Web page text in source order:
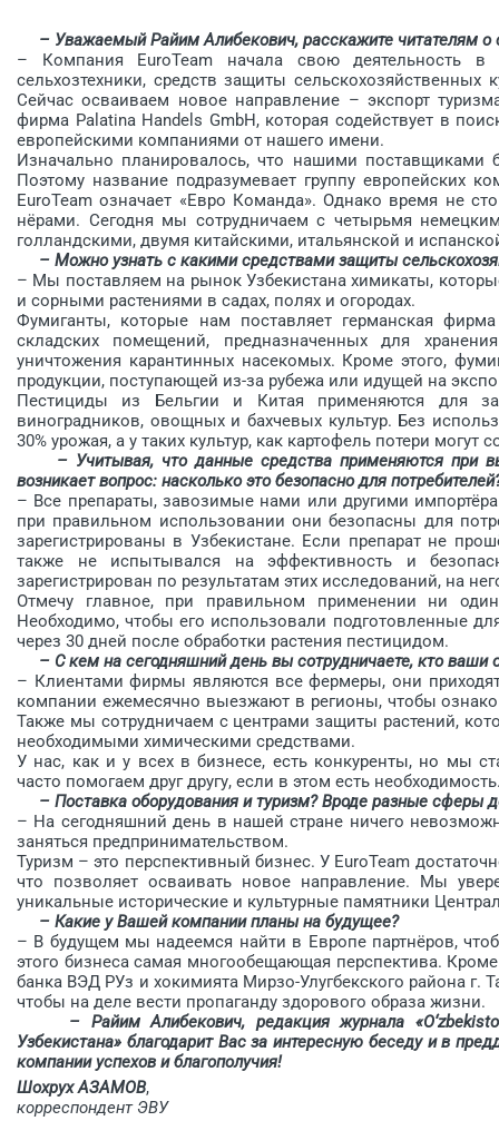
– Уважаемый Райим Алибекович, расскажите читателям о
– Компания EuroTeam начала свою деятельность в
сельхозтехники, средств защиты
Сейчас осваиваем новое направление – экспорт
фирма Palatina Handels GmbH, которая содействует в
европейскими компаниями от нашего имени.
Изначально планировалось, что нашими поставщиками
Поэтому название подразумевает группу европейских
EuroTeam означает «Евро Команда». Однако время не
нёрами. Сегодня мы сотрудничаем с четырьмя
голландскими, двумя китайскими, итальянской и
– Можно узнать с какими средствами защиты
– Мы поставляем на рынок Узбекистана химикаты,
и сорными растениями в садах, полях и огородах.
Фумиганты, которые нам поставляет германская
складских помещений, предназначенных для
уничтожения карантинных насекомых. Кроме этого,
продукции, поступающей из-за рубежа или идущей на
Пестициды из Бельгии и Китая применяются для
виноградников, овощных и бахчевых культур. Без
30% урожая, а у таких культур, как картофель потери могут
– Учитывая, что данные средства применяются при
возникает вопрос: насколько это безопасно для
– Все препараты, завозимые нами или другими
при правильном использовании они безопасны для
зарегистрированы в Узбекистане. Если препарат не
также не испытывался на эффективность и
зарегистрирован по результатам этих исследований, на
Отмечу главное, при правильном применении ни
Необходимо, чтобы его использовали подготовленные
через 30 дней после обработки растения пестицидом.
– С кем на сегодняшний день вы сотрудничаете, кто ваши
– Клиентами фирмы являются все фермеры, они
компании ежемесячно выезжают в регионы, чтобы
Также мы сотрудничаем с центрами защиты растений,
необходимыми химическими средствами.
У нас, как и у всех в бизнесе, есть конкуренты, но мы
часто помогаем друг другу, если в этом есть
– Поставка оборудования и туризм? Вроде разные сферы
– На сегодняшний день в нашей стране ничего
заняться предпринимательством.
Туризм – это перспективный бизнес. У EuroTeam
что позволяет осваивать новое направление. Мы
уникальные исторические и культурные памятники
– Какие у Вашей компании планы на будущее?
– В будущем мы надеемся найти в Европе партнёров,
этого бизнеса самая многообещающая перспектива.
банка ВЭД РУз и хокимията Мирзо-Улугбекского района
чтобы на деле вести пропаганду здорового образа жизни.
– Райим Алибекович, редакция журнала
Узбекистана» благодарит Вас за интересную беседу и в
компании успехов и благополучия!
Шохрух АЗАМОВ,
корреспондент ЭВУ